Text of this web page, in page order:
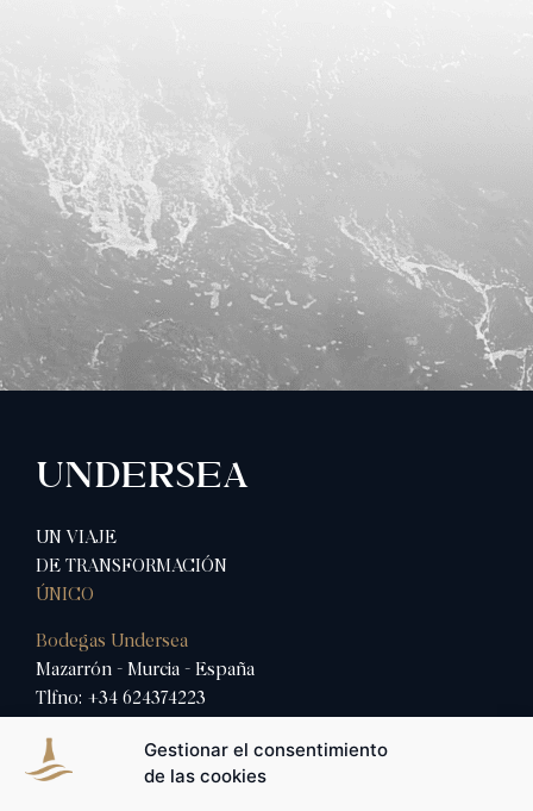
Gestionar el consentimiento
de las cookies
UNDERSEA
UN VIAJE
DE TRANSFORMACIÓN
ÚNICO
Bodegas Undersea
Mazarrón - Murcia - España
Tlfno: ‎+34 624374223
Mail: info@bodegasundersea.es
BODEGA